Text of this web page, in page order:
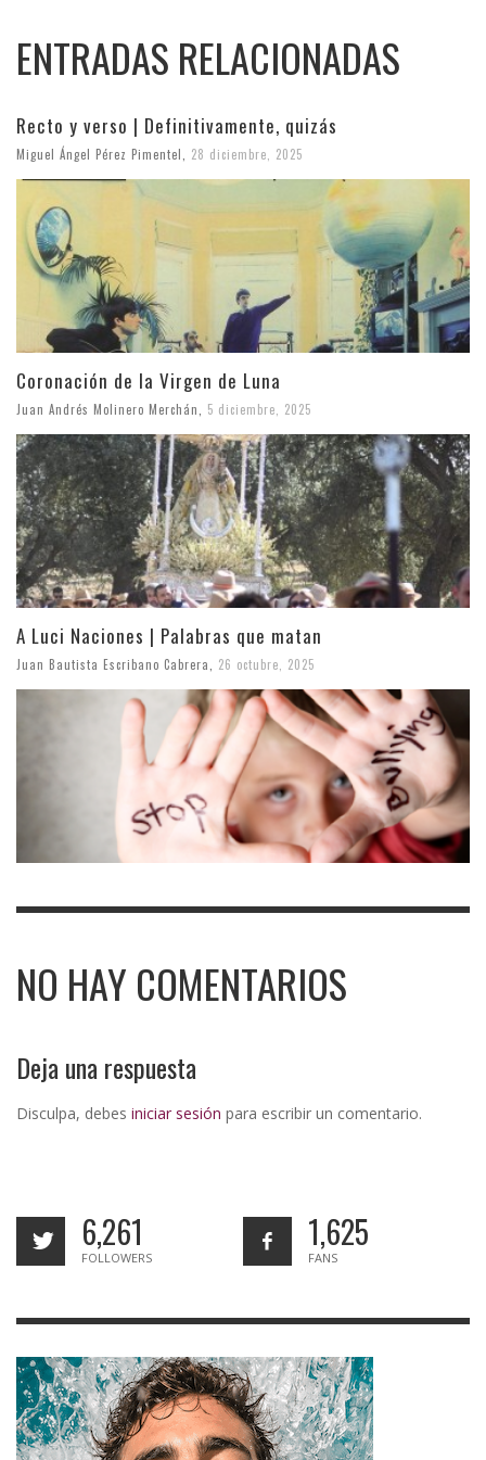
ENTRADAS RELACIONADAS
Recto y verso | Definitivamente, quizás
Miguel Ángel Pérez Pimentel, 28 diciembre, 2025
Coronación de la Virgen de Luna
Juan Andrés Molinero Merchán 5 diciembre, 2025
A Luci Naciones | Palabras que matan
Juan Bautista Escribano Cabrera 26 octubre, 2025
NO HAY COMENTARIOS
Deja una respuesta
Disculpa, debes iniciar sesión para escribir un comentario.
6,261
FOLLOWERS
1,625
FANS